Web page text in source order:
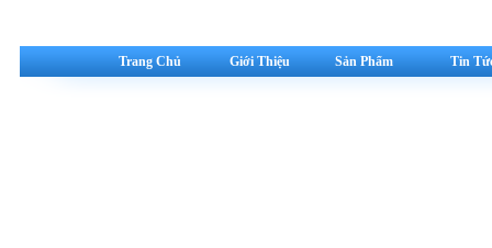
Trang Chủ Giới Thiệu Sản Phẩm Tin